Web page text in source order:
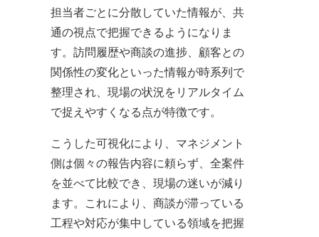
担当者ごとに分散していた情報が、共
通の視点で把握できるようになりま
す。訪問履歴や商談の進捗、顧客との
関係性の変化といった情報が時系列で
整理され、現場の状況をリアルタイム
で捉えやすくなる点が特徴です。
こうした可視化により、マネジメント
側は個々の報告内容に頼らず、全案件
を並べて比較でき、現場の迷いが減り
ます。これにより、商談が滞っている
工程や対応が集中している領域を把握